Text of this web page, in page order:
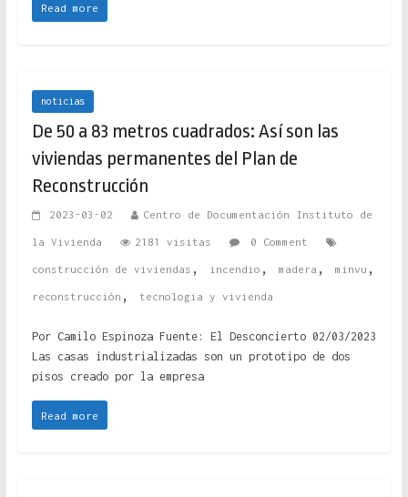
Read more
noticias
De 50 a 83 metros cuadrados: Así son las
viviendas permanentes del Plan de
Reconstrucción
2023-03-02 Centro de Documentación Instituto de
la Vivienda 2181 visitas 0 Comment
construcción de viviendas , incendio , madera , minvu ,
reconstrucción , tecnologia y vivienda
Por Camilo Espinoza Fuente: El Desconcierto 02/03/2023
Las casas industrializadas son un prototipo de dos
pisos creado por la empresa
Read more